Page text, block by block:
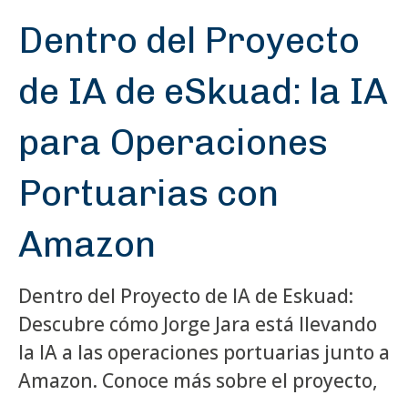
Dentro del Proyecto
de IA de eSkuad: la IA
para Operaciones
Portuarias con
Amazon
Dentro del Proyecto de IA de Eskuad:
Descubre cómo Jorge Jara está llevando
la IA a las operaciones portuarias junto a
Amazon. Conoce más sobre el proyecto,